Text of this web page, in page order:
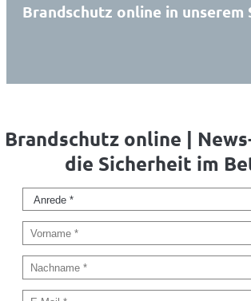
Brandschutz online in unserem
Brandschutz online |
die Sicherheit im